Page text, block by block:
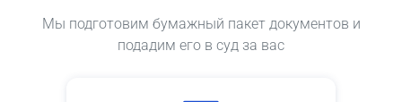
Мы подготовим бумажный пакет документов и
подадим его в суд за вас